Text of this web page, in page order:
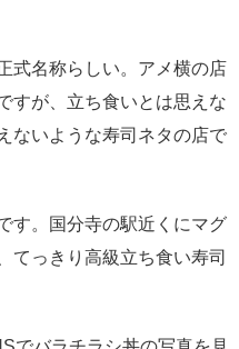
式名称らしい。アメ横の店
すが、立ち食いとは思えな
ないような寿司ネタの店で
す。国分寺の駅近くにマグ
てっきり高級立ち食い寿司